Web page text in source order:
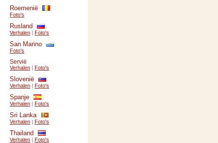
Roemenië
Foto's
Rusland
Verhalen | Foto's
San Marino
Foto's
Servië
Verhalen | Foto's
Slovenië
Verhalen | Foto's
Spanje
Verhalen | Foto's
Sri Lanka
Verhalen | Foto's
Thailand
Verhalen | Foto's